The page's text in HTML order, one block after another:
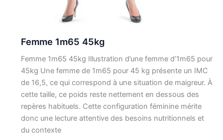
Femme 1m65 45kg
Femme 1m65 45kg Illustration d’une femme d’1m65 pour
45kg Une femme de 1m65 pour 45 kg présente un IMC
de 16,5, ce qui correspond à une situation de maigreur. À
cette taille, ce poids reste nettement en dessous des
repères habituels. Cette configuration féminine mérite
donc une lecture attentive des besoins nutritionnels et
du contexte